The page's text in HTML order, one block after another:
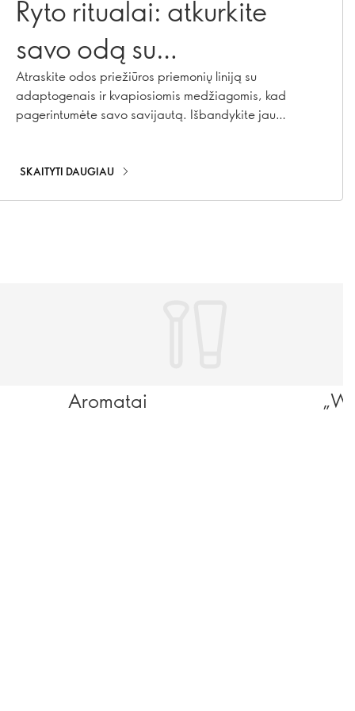
Ryto ritualai: atkurkite
savo odą su
adaptogenais
Atraskite odos priežiūros priemonių liniją su
adaptogenais ir kvapiosiomis medžiagomis, kad
pagerintumėte savo savijautą. Išbandykite jau
SKAITYTI DAUGIAU
Aromatai